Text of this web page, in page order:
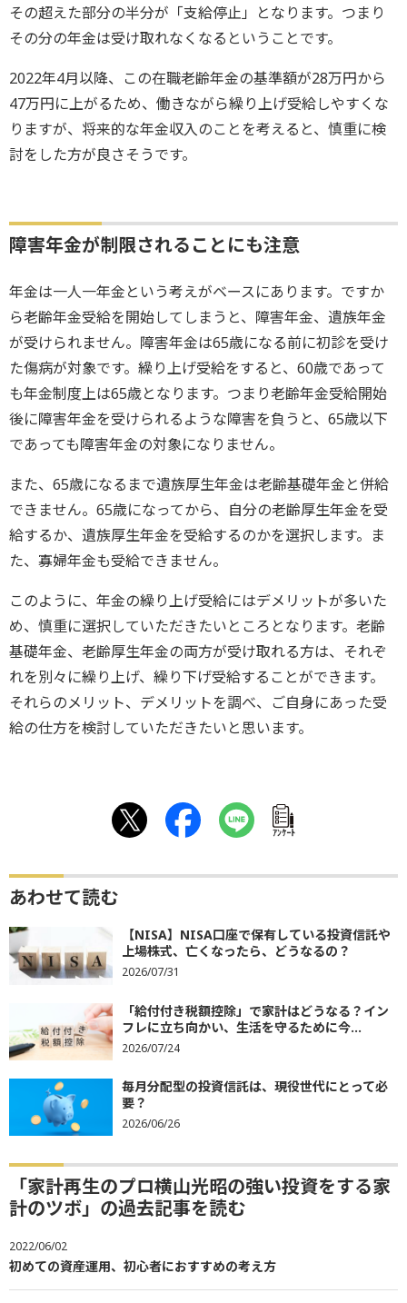
その超えた部分の半分が「支給停止」となります。つまり
その分の年金は受け取れなくなるということです。
2022年4月以降、この在職老齢年金の基準額が28万円から
47万円に上がるため、働きながら繰り上げ受給しやすくな
りますが、将来的な年金収入のことを考えると、慎重に検
討をした方が良さそうです。
障害年金が制限されることにも注意
年金は一人一年金という考えがベースにあります。ですか
ら老齢年金受給を開始してしまうと、障害年金、遺族年金
が受けられません。障害年金は65歳になる前に初診を受け
た傷病が対象です。繰り上げ受給をすると、60歳であって
も年金制度上は65歳となります。つまり老齢年金受給開始
後に障害年金を受けられるような障害を負うと、65歳以下
であっても障害年金の対象になりません。
また、65歳になるまで遺族厚生年金は老齢基礎年金と併給
できません。65歳になってから、自分の老齢厚生年金を受
給するか、遺族厚生年金を受給するのかを選択します。ま
た、寡婦年金も受給できません。
このように、年金の繰り上げ受給にはデメリットが多いた
め、慎重に選択していただきたいところとなります。老齢
基礎年金、老齢厚生年金の両方が受け取れる方は、それぞ
れを別々に繰り上げ、繰り下げ受給することができます。
それらのメリット、デメリットを調べ、ご自身にあった受
給の仕方を検討していただきたいと思います。
ｱﾝｹｰﾄ
あわせて読む
【NISA】NISA口座で保有している投資信託や
上場株式、亡くなったら、どうなるの？
2026/07/31
「給付付き税額控除」で家計はどうなる？イン
フレに立ち向かい、生活を守るために今...
2026/07/24
毎月分配型の投資信託は、現役世代にとって必
要？
2026/06/26
「家計再生のプロ横山光昭の強い投資をする家
計のツボ」の過去記事を読む
2022/06/02
初めての資産運用、初心者におすすめの考え方